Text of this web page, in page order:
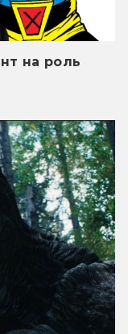
на роль